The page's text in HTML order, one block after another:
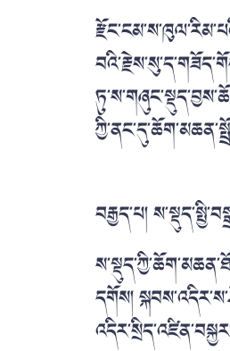
བརྒྱད་པ།
དགོས།